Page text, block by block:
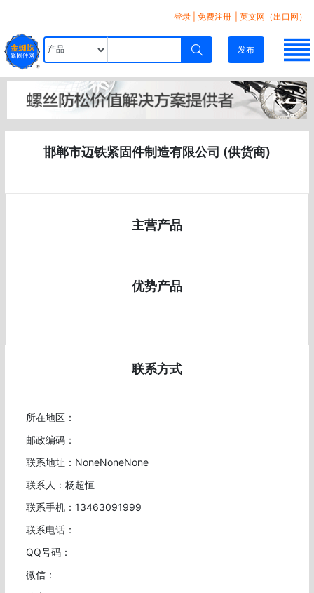
登录 免费注册 | 英文网（出口网）
发布
邯郸市迈铁紧固件制造有限公司 (供货商)
主营产品
优势产品
联系方式
所在地区：
邮政编码：
联系地址：NoneNoneNone
联系人：杨超恒
联系手机：13463091999
联系电话：
QQ号码：
微信：